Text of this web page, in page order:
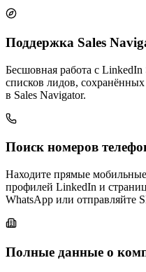
Поддержка Sales
Бесшовная работа с
списков лидов,
в Sales Navigator.
Поиск номеров
Находите прямые
профилей LinkedIn и
WhatsApp или отправляйте
Полные данные о